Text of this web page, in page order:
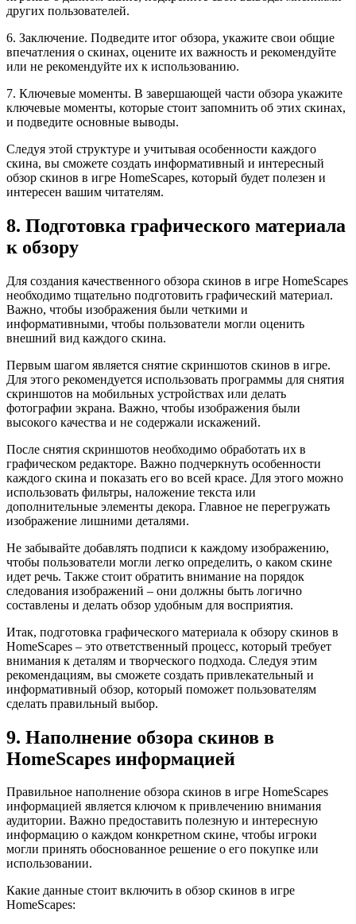
других пользователей.
6. Заключение. Подведите итог обзора, укажите свои общие
впечатления о скинах, оцените их важность и рекомендуйте
или не рекомендуйте их к использованию.
7. Ключевые моменты. В завершающей части обзора укажите
ключевые моменты, которые стоит запомнить об этих скинах,
и подведите основные выводы.
Следуя этой структуре и учитывая особенности каждого
скина, вы сможете создать информативный и интересный
обзор скинов в игре HomeScapes, который будет полезен и
интересен вашим читателям.
8. Подготовка графического материала
к обзору
Для создания качественного обзора скинов в игре HomeScapes
необходимо тщательно подготовить графический материал.
Важно, чтобы изображения были четкими и
информативными, чтобы пользователи могли оценить
внешний вид каждого скина.
Первым шагом является снятие скриншотов скинов в игре.
Для этого рекомендуется использовать программы для снятия
скриншотов на мобильных устройствах или делать
фотографии экрана. Важно, чтобы изображения были
высокого качества и не содержали искажений.
После снятия скриншотов необходимо обработать их в
графическом редакторе. Важно подчеркнуть особенности
каждого скина и показать его во всей красе. Для этого можно
использовать фильтры, наложение текста или
дополнительные элементы декора. Главное не перегружать
изображение лишними деталями.
Не забывайте добавлять подписи к каждому изображению,
чтобы пользователи могли легко определить, о каком скине
идет речь. Также стоит обратить внимание на порядок
следования изображений – они должны быть логично
составлены и делать обзор удобным для восприятия.
Итак, подготовка графического материала к обзору скинов в
HomeScapes – это ответственный процесс, который требует
внимания к деталям и творческого подхода. Следуя этим
рекомендациям, вы сможете создать привлекательный и
информативный обзор, который поможет пользователям
сделать правильный выбор.
9. Наполнение обзора скинов в
HomeScapes информацией
Правильное наполнение обзора скинов в игре HomeScapes
информацией является ключом к привлечению внимания
аудитории. Важно предоставить полезную и интересную
информацию о каждом конкретном скине, чтобы игроки
могли принять обоснованное решение о его покупке или
использовании.
Какие данные стоит включить в обзор скинов в игре
HomeScapes: